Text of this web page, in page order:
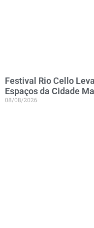
Festival Rio Cello
Espaços da Cidade
08/08/2026